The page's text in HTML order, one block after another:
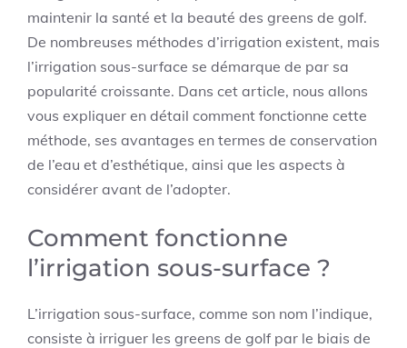
maintenir la santé et la beauté des greens de golf.
De nombreuses méthodes d’irrigation existent, mais
l’irrigation sous-surface se démarque de par sa
popularité croissante. Dans cet article, nous allons
vous expliquer en détail comment fonctionne cette
méthode, ses avantages en termes de conservation
de l’eau et d’esthétique, ainsi que les aspects à
considérer avant de l’adopter.
Comment fonctionne
l’irrigation sous-surface ?
L’irrigation sous-surface, comme son nom l’indique,
consiste à irriguer les greens de golf par le biais de